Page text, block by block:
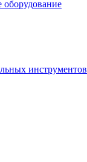
оборудование
инструментов